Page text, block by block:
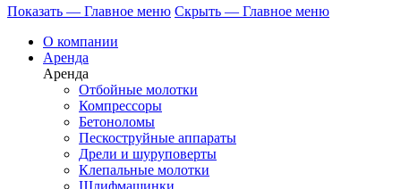
Показать — Главное меню Скрыть — Главное меню
О компании
Аренда
Аренда
Отбойные молотки
Компрессоры
Бетоноломы
Пескоструйные аппараты
Дрели и шуруповерты
Клепальные молотки
Шлифмашинки